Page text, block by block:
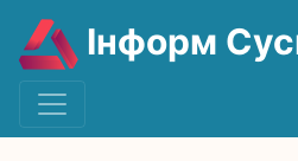
Інформ